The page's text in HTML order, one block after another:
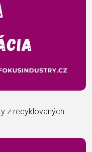
z recyklovaných